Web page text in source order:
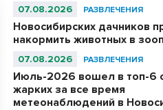
07.08.2026 РАЗВЛЕЧЕНИЯ
Новосибирских дачников
накормить животных в
07.08.2026 РАЗВЛЕЧЕНИЯ
Июль-2026 вошел в топ-6
жарких за все время
метеонаблюдений в